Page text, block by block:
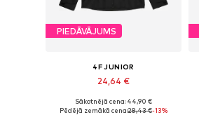
PIEDĀVĀJUMS
4F JUNIOR
24,64 €
Pieejamie izmēri: 122, 128
Sākotnējā cena: 44,90 €
Pēdējā zemākā cena:28,43 €-13%